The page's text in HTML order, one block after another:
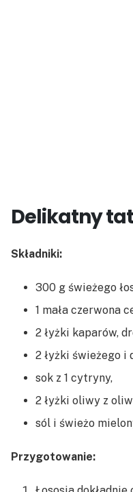
Delikatny
Składniki:
300 g świeżego
1 mała czerwona
2 łyżki kaparów,
2 łyżki świeżego i
sok z 1 cytryny,
2 łyżki oliwy z
sól i świeżo
Przygotowanie: